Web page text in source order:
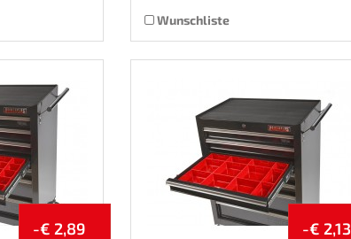
Wunschliste
-€ 2,89
-€ 2,13